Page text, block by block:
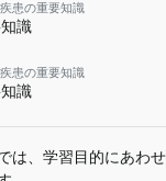
患の重要知識
識
患の重要知識
識
は、学習目的にあわ